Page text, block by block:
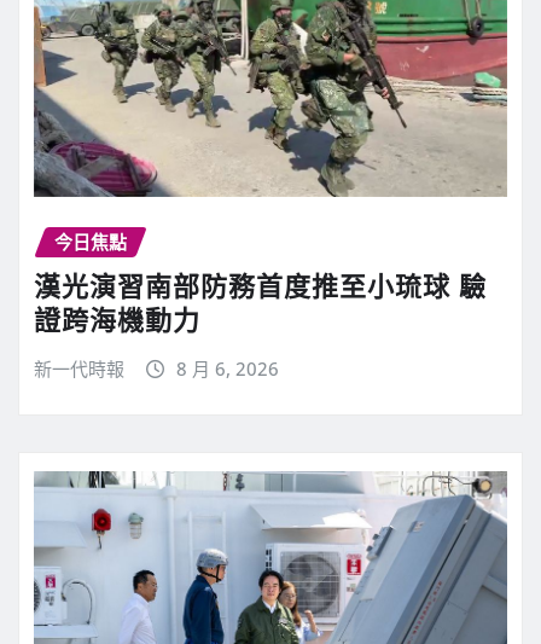
今日焦點
漢光演習南部防務首度推至小琉球 驗
證跨海機動力
新一代時報 8 月 6, 2026